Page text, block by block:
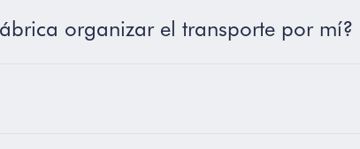
organizar el transporte por mí?